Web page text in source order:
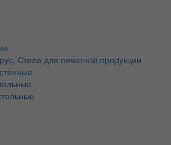
Стела для печатной продукции